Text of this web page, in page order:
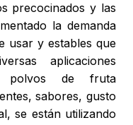
precocinados y las
la demanda
usar y estables que
aplicaciones
polvos de fruta
sabores, gusto
se están utilizando